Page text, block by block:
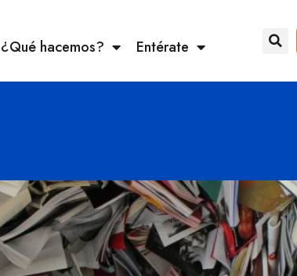
¿Qué hacemos? Entérate